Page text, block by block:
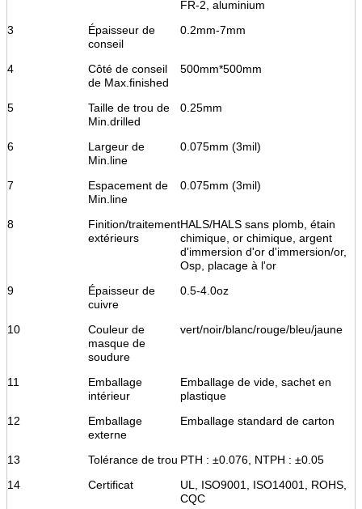
FR-2, aluminium
3
Épaisseur de
conseil
0.2mm-7mm
4
Côté de conseil
de Max.finished
500mm*500mm
5
Taille de trou de
Min.drilled
0.25mm
6
Largeur de
Min.line
0.075mm (3mil)
7
Espacement de
Min.line
0.075mm (3mil)
8
Finition/traitement
extérieurs
HALS/HALS sans plomb, étain
chimique, or chimique, argent
d'immersion d'or d'immersion/or,
Osp, placage à l'or
9
Épaisseur de
cuivre
0.5-4.0oz
10
Couleur de
masque de
soudure
vert/noir/blanc/rouge/bleu/jaune
11
Emballage
intérieur
Emballage de vide, sachet en
plastique
12
Emballage
externe
Emballage standard de carton
13 Tolérance de trou PTH : ±0.076, NTPH : ±0.05
14
Certificat
UL, ISO9001, ISO14001, ROHS,
CQC